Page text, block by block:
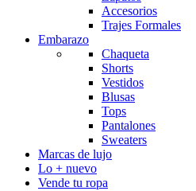
Accesorios
Trajes Formales
Embarazo
Chaqueta
Shorts
Vestidos
Blusas
Tops
Pantalones
Sweaters
Marcas de lujo
Lo + nuevo
Vende tu ropa